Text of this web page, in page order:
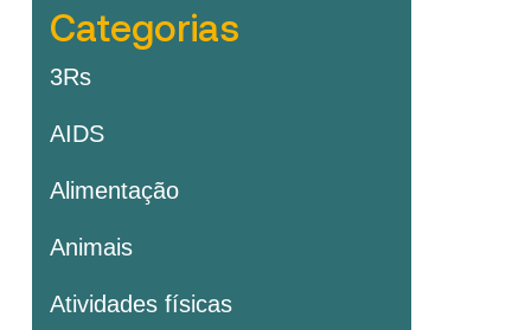
Categorias
3Rs
AIDS
Alimentação
Animais
Atividades físicas